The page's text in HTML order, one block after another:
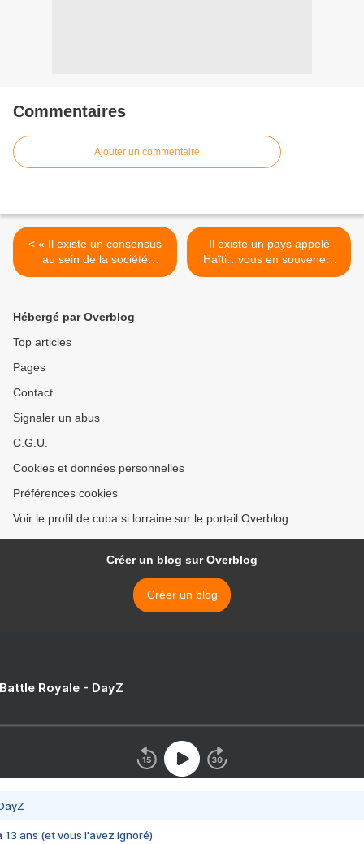
Commentaires
Ajouter un commentaire
< « Il existe un consensus
au sein de la société
cubaine pour sauvegarder
Il existe un pays appelé
Haïti…vous en souvenez-
vous ? >
Hébergé par Overblog
Top articles
Pages
Contact
Signaler un abus
C.G.U.
Cookies et données personnelles
Préférences cookies
Voir le profil de cuba si lorraine sur le portail Overblog
Créer un blog sur Overblog
Créer un blog
Royale - DayZ
13 ans (et vous l'avez ignoré)